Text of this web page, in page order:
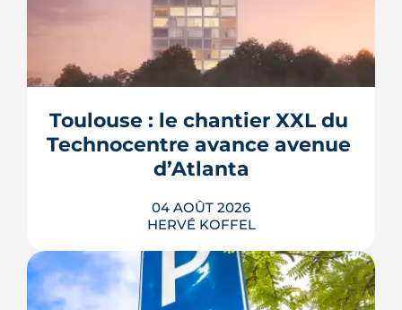
La troisième et dernière phase de
l'écoquartier Andromède doit livrer
près de 1 700 logements à partir de
protégé, la cisticole des joncs, contraint
fortement le plan d'aménagement et
repousse un calendrier déjà tendu.
LIRE L'ARTICLE
Toulouse : le chantier XXL du
Technocentre avance avenue
d’Atlanta
04 AOÛT 2026
HERVÉ KOFFEL